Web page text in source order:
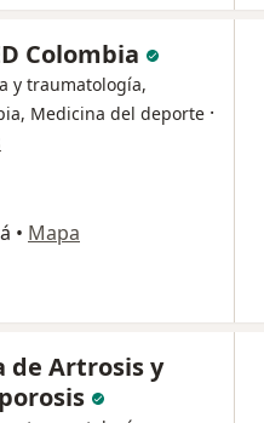
Colombia
y traumatología,
Medicina del deporte ·
• Mapa
de Artrosis y